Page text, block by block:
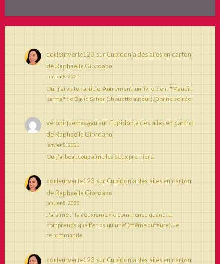
couleurverte123 sur Cupidon a des ailes en carton
de Raphaëlle Giordano
janvier 8, 2020
Oui, j'ai vu ton article. Autrement, un livre bien : "Maudit
karma" de David Safier (chouette auteur). Bonne soirée
veroniquemasagu sur Cupidon a des ailes en carton
de Raphaëlle Giordano
janvier 8, 2020
Oui j’ai beaucoup aimé les deux premiers.
couleurverte123 sur Cupidon a des ailes en carton
de Raphaëlle Giordano
janvier 8, 2020
J'ai aimé : 'Ta deuxième vie commence quand tu
comprends que t'en as qu'une' (même auteure). Je
recommande.
couleurverte123 sur Cupidon a des ailes en carton